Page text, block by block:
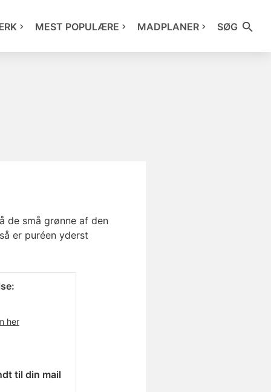
MEST POPULÆRE MADPLANER SØG
de små grønne af den
er puréen yderst
her
til din mail